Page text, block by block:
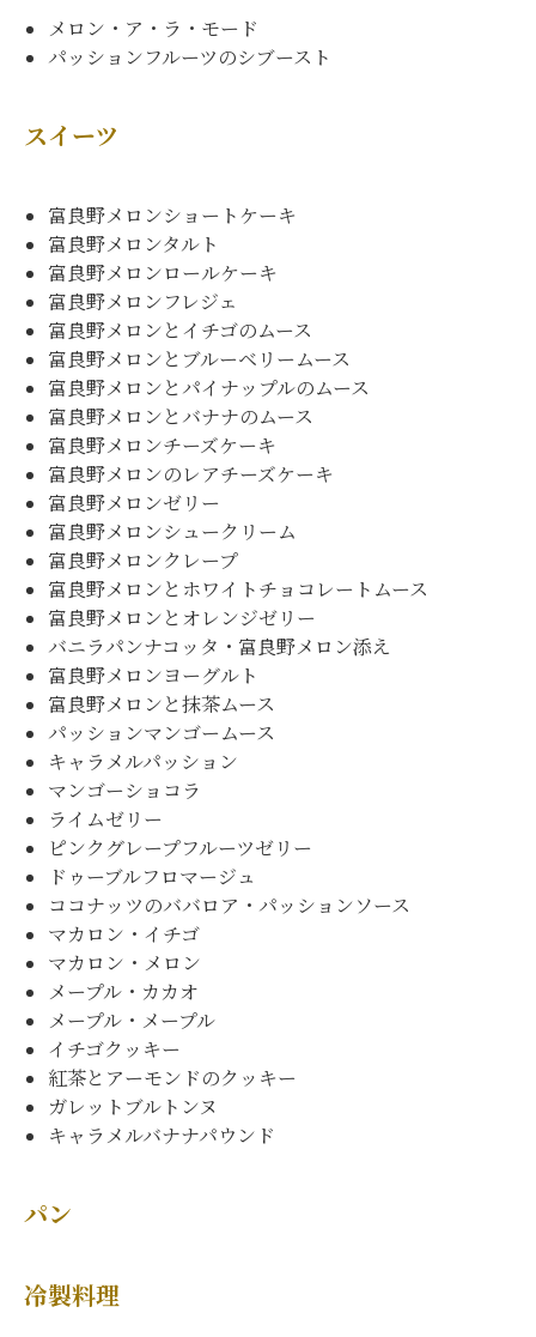
メロン・ア・ラ・モード
パッションフルーツのシブースト
スイーツ
富良野メロンショートケーキ
富良野メロンタルト
富良野メロンロールケーキ
富良野メロンフレジェ
富良野メロンとイチゴのムース
富良野メロンとブルーベリームース
富良野メロンとパイナップルのムース
富良野メロンとバナナのムース
富良野メロンチーズケーキ
富良野メロンのレアチーズケーキ
富良野メロンゼリー
富良野メロンシュークリーム
富良野メロンクレープ
富良野メロンとホワイトチョコレートムース
富良野メロンとオレンジゼリー
バニラパンナコッタ・富良野メロン添え
富良野メロンヨーグルト
富良野メロンと抹茶ムース
パッションマンゴームース
キャラメルパッション
マンゴーショコラ
ライムゼリー
ピンクグレープフルーツゼリー
ドゥーブルフロマージュ
ココナッツのババロア・パッションソース
マカロン・イチゴ
マカロン・メロン
メープル・カカオ
メープル・メープル
イチゴクッキー
紅茶とアーモンドのクッキー
ガレットブルトンヌ
キャラメルバナナパウンド
パン
冷製料理